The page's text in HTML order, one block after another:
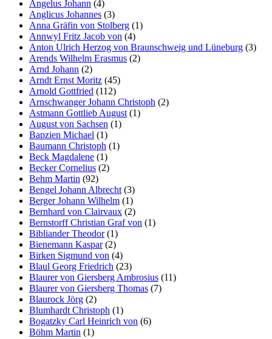
Angelus Johann (4)
Anglicus Johannes (3)
Anna Gräfin von Stolberg (1)
Annwyl Fritz Jacob von (4)
Anton Ulrich Herzog von Braunschweig und Lüneburg (3)
Arends Wilhelm Erasmus (2)
Arnd Johann (2)
Arndt Ernst Moritz (45)
Arnold Gottfried (112)
Arnschwanger Johann Christoph (2)
Astmann Gottlieb August (1)
August von Sachsen (1)
Bapzien Michael (1)
Baumann Christoph (1)
Beck Magdalene (1)
Becker Cornelius (2)
Behm Martin (92)
Bengel Johann Albrecht (3)
Berger Johann Wilhelm (1)
Bernhard von Clairvaux (2)
Bernstorff Christian Graf von (1)
Bibliander Theodor(1)
Bienemann Kaspar(2)
Birken Sigmund von (4)
Blaul Georg Friedrich (23)
Blaurer von Giersberg Ambrosius (11)
Blaurer von Giersberg Thomas (7)
Blaurock Jörg (2)
Blumhardt Christoph (1)
Bogatzky Carl Heinrich von (6)
Böhm Martin (1)